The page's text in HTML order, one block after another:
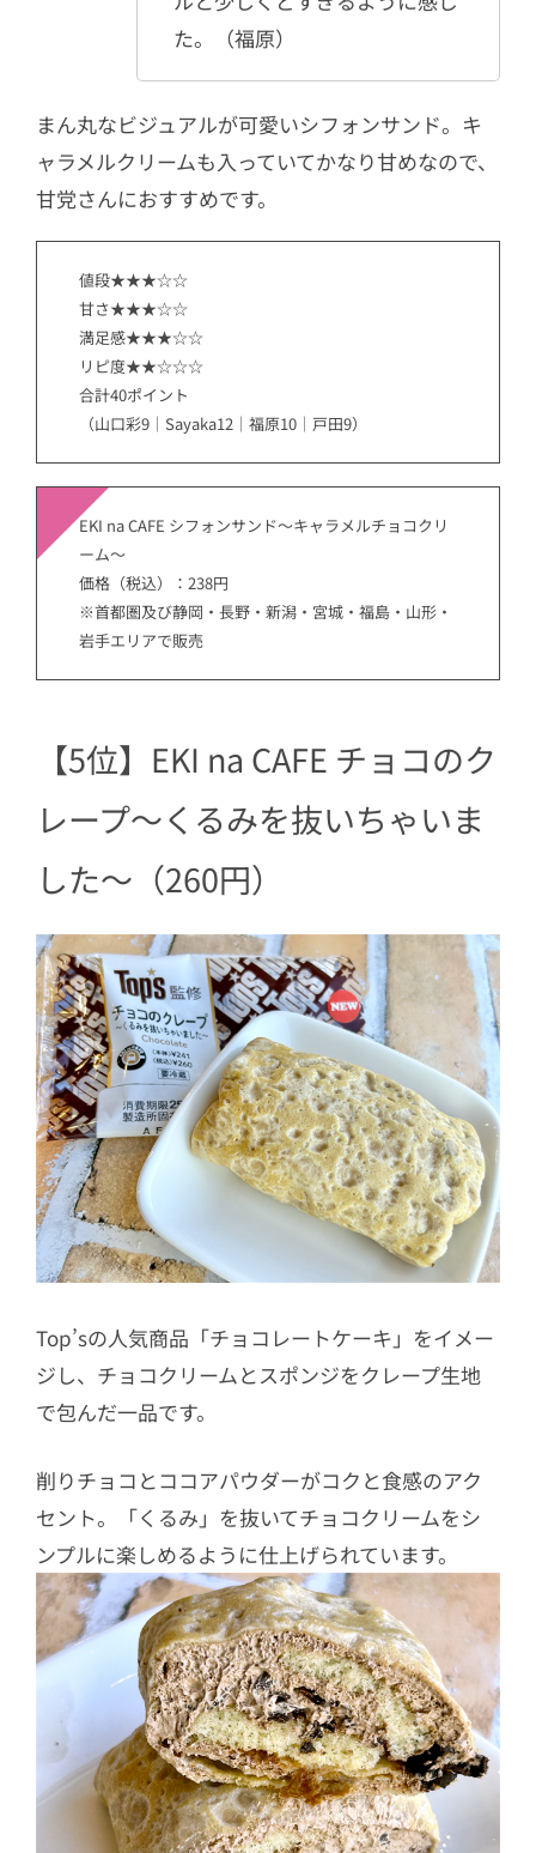
た。（福原）
まん丸なビジュアルが可愛いシフォンサンド。キ
ャラメルクリームも入っていてかなり甘めなので、
甘党さんにおすすめです。
値段★★★☆☆
甘さ★★★☆☆
満足感★★★☆☆
リピ度★★☆☆☆
合計40ポイント
（山口彩9｜Sayaka12｜福原10｜戸田9）
EKI na CAFE シフォンサンド～キャラメルチョコクリ
ーム～
価格（税込）：238円
※首都圏及び静岡・長野・新潟・宮城・福島・山形・
岩手エリアで販売
【5位】EKI na CAFE チョコのク
レープ～くるみを抜いちゃいま
した～（260円）
Top’sの人気商品「チョコレートケーキ」をイメー
ジし、チョコクリームとスポンジをクレープ生地
で包んだ一品です。
削りチョコとココアパウダーがコクと食感のアク
セント。「くるみ」を抜いてチョコクリームをシ
ンプルに楽しめるように仕上げられています。